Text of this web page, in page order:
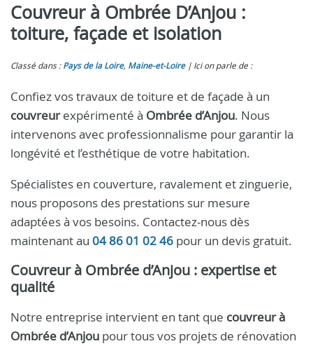
Couvreur à Ombrée D’Anjou :
toiture, façade et isolation
Classé dans : Pays de la Loire, Maine-et-Loire Ici on parle de :
Confiez vos travaux de toiture et de façade à un
couvreurexpérimenté à Ombrée d’Anjou. Nous
intervenons avec professionnalisme pour garantir la
longévité et l’esthétique de votre habitation.
Spécialistes en couverture, ravalement et zinguerie,
nous proposons des prestations sur mesure
adaptées à vos besoins. Contactez-nous dès
maintenant au 04 86 01 02 46 pour un devis gratuit.
Couvreur à Ombrée d’Anjou : expertise et
qualité
Notre entreprise intervient en tant que couvreur à
Ombrée d’Anjou pour tous vos projets de rénovation